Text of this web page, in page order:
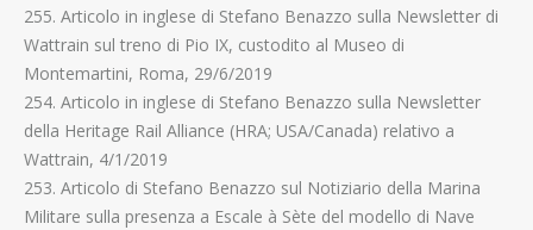
255. Articolo in inglese di Stefano Benazzo sulla Newsletter di
Wattrain sul treno di Pio IX, custodito al Museo di
Montemartini, Roma, 29/6/2019
254. Articolo in inglese di Stefano Benazzo sulla Newsletter
della Heritage Rail Alliance (HRA; USA/Canada) relativo a
Wattrain, 4/1/2019
253. Articolo di Stefano Benazzo sul Notiziario della Marina
Militare sulla presenza a Escale à Sète del modello di Nave